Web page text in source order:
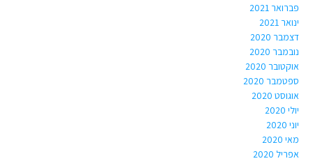
פברואר 2021
ינואר 2021
דצמבר 2020
נובמבר 2020
אוקטובר 2020
ספטמבר 2020
אוגוסט 2020
יולי 2020
יוני 2020
מאי 2020
אפריל 2020